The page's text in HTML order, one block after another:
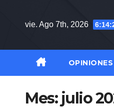
vie. Ago 7th, 2026
OPINIONES
Mes: julio